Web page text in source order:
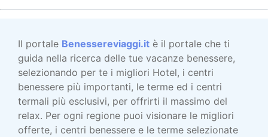
Il portale Benessereviaggi.it è il portale che ti
guida nella ricerca delle tue vacanze benessere,
selezionando per te i migliori Hotel, i centri
benessere più importanti, le terme ed i centri
termali più esclusivi, per offrirti il massimo del
relax. Per ogni regione puoi visionare le migliori
offerte, i centri benessere e le terme selezionate